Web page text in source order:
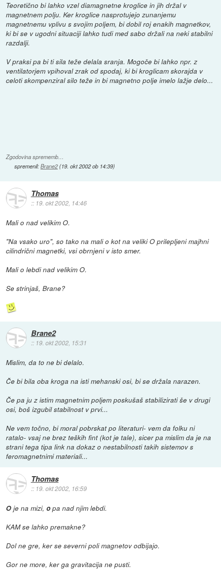
Teoretično bi lahko vzel diamagnetne kroglice in jih držal v
magnetnem polju. Ker kroglice nasprotujejo zunanjemu
magnetnemu vplivu s svojim poljem, bi dobil roj enakih magnetkov,
ki bi se v ugodni situaciji lahko tudi med sabo držali na neki stabilni
razdalji.
V praksi pa bi ti sila teže delala sranja. Mogoče bi lahko npr. z
ventilatorjem vpihoval zrak od spodaj, ki bi kroglicam skorajda v
celoti skompenziral silo teže in bi magnetno polje imelo lažje delo...
Zgodovina sprememb…
spremenil:Brane2 (19. okt 2002 ob 14:39)
Thomas
:: 19. okt 2002, 14:46
Mali o nad velikim O.
"Na vsako uro", so tako namali o kot na veliki O prilepljeni majhni
cilindrični magnetki, vsi obrnjeni v isto smer.
Mali o lebdi nad velikim O.
Se strinjaš, Brane?
Brane2
:: 19. okt 2002, 15:31
Mislim, da to ne bi delalo.
Če bi bila oba kroga na isti mehanski osi, bi se držala narazen.
Če pa ju z istim magnetnim poljem poskušaš stabilizirati še v drugi
osi, boš izgubil stabilnost v prvi...
Ne vem točno, bi moral pobrskat po literaturi- vem da folku ni
ratalo- vsaj ne brez teških fint (kot je tale), sicer pa mislim da je na
strani tega tipa link na dokaz o nestabilnosti takih sistemov s
feromagnetnimi materiali...
Thomas
:: 19. okt 2002, 16:59
O je na mizi,o pa nad njim lebdi.
KAM se lahko premakne?
Dol ne gre, ker se severni poli magnetov odbijajo.
Gor ne more, ker ga gravitacija ne pusti.